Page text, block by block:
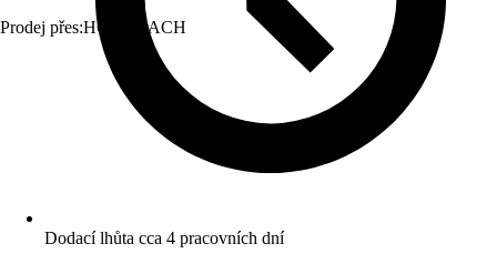
Prodej přes:HORNBACH
Dodací lhůta cca 4 pracovních dní